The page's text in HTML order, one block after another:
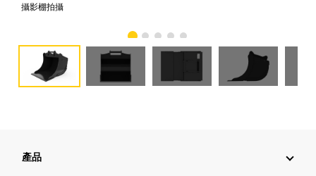
攝影棚拍攝
產品